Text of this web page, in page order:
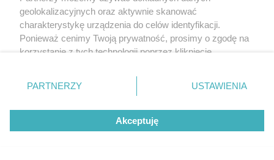
geolokalizacyjnych oraz aktywnie skanować
charakterystykę urządzenia do celów identyfikacji.
Ponieważ cenimy Twoją prywatność, prosimy o zgodę na
korzystanie z tych technologii poprzez kliknięcie
zmienić/wycofać klikając przycisk ustawień prywatności
znajdujący się w lewym dolnym rogu strony
rodzaje przetwarzania danych nie wymagają zgody
użytkownika, ale masz prawo sprzeciwić się takiemu
przetwarzaniu. Preferencje będą miały zastosowanie tylko
PARTNERZY USTAWIENIA
Akceptuję